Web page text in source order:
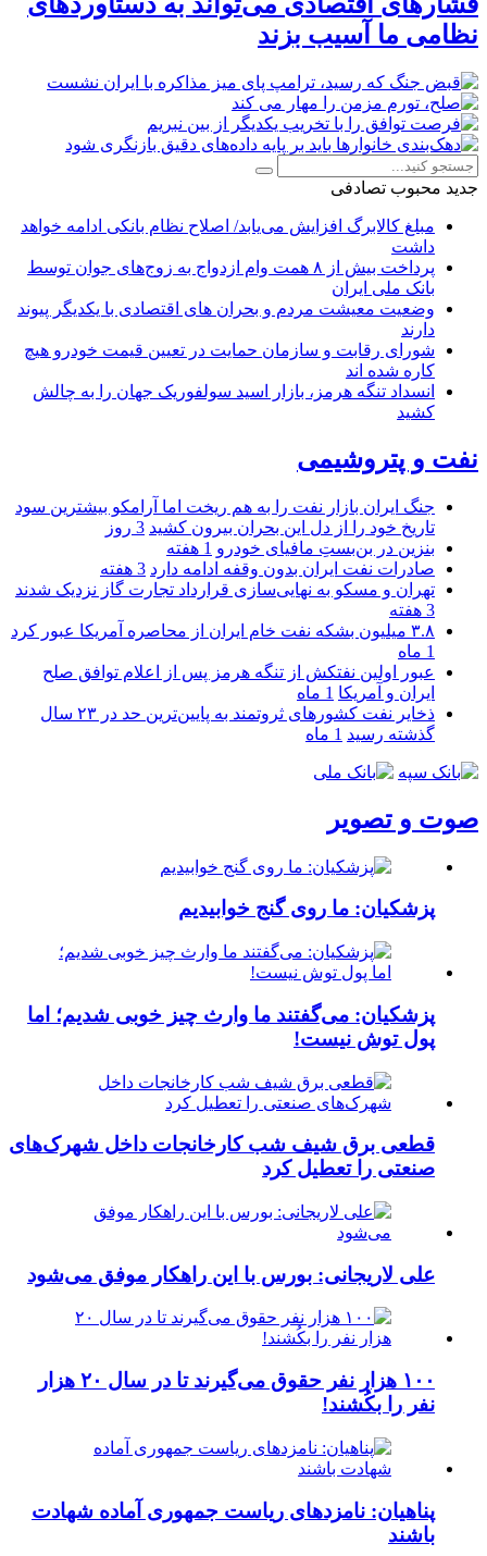
نظامی ما آسیب بزند
جدید محبوب تصادفی
مبلغ کالابرگ افزایش می‌یابد/ اصلاح نظام بانکی ادامه خواهد
داشت
پرداخت بیش از ۸ همت وام ازدواج به زوج‌های جوان توسط
بانک ملی ایران
وضعیت معیشت مردم و بحران های اقتصادی با یکدیگر پیوند
دارند
شورای رقابت و سازمان حمایت در تعیین قیمت خودرو هیچ
کاره شده اند
انسداد تنگه هرمز، بازار اسید سولفوریک جهان را به چالش
کشید
نفت و پتروشیمی
جنگ ایران بازار نفت را به هم ریخت اما آرامکو بیشترین سود
تاریخ خود را از دل این بحران بیرون کشید 3 روز
بنزین در بن‌بستِ مافیای خودرو 1 هفته
صادرات نفت ایران بدون وقفه ادامه دارد 3 هفته
تهران و مسکو به نهایی‌سازی قرارداد تجارت گاز نزدیک شدند
3 هفته
۳.۸ میلیون بشکه نفت خام ایران از محاصره آمریکا عبور کرد
1 ماه
عبور اولین نفتکش از تنگه هرمز پس از اعلام توافق صلح
ایران و آمریکا 1 ماه
ذخایر نفت کشورهای ثروتمند به پایین‌ترین حد در ۲۳ سال
گذشته رسید 1 ماه
صوت و تصویر
پزشکیان: ما روی گنج خوابیدیم
پزشکیان: می‌گفتند ما وارث چیز خوبی شدیم؛ اما
پول توش نیست!
قطعی برق شیف شب کارخانجات داخل شهرک‌های
صنعتی را تعطیل کرد
علی لاریجانی: بورس با این راهکار موفق می‌شود
۱۰۰ هزار نفر حقوق می‌گیرند تا در سال ۲۰ هزار
نفر را بکُشند!
پناهیان: نامزدهای ریاست جمهوری آماده شهادت
باشند